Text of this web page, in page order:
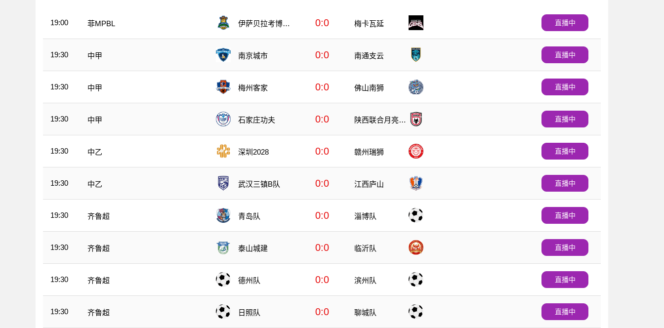
19:00 菲MPBL
伊萨贝拉考博伊
0:0 梅卡瓦延 直播中
19:30 中甲 南京城市 0:0 南通支云 直播中
19:30 中甲 梅州客家 0:0 佛山南狮 直播中
19:30 中甲 石家庄功夫 0:0
陕西联合月亮泊
直播中
19:30 中乙 深圳2028 0:0 赣州瑞狮 直播中
19:30 中乙 武汉三镇B队 0:0 江西庐山 直播中
19:30 齐鲁超 青岛队 0:0 淄博队 直播中
19:30 齐鲁超 泰山城建 0:0 临沂队 直播中
19:30 齐鲁超 德州队 0:0 滨州队 直播中
19:30 齐鲁超 日照队 0:0 聊城队 直播中